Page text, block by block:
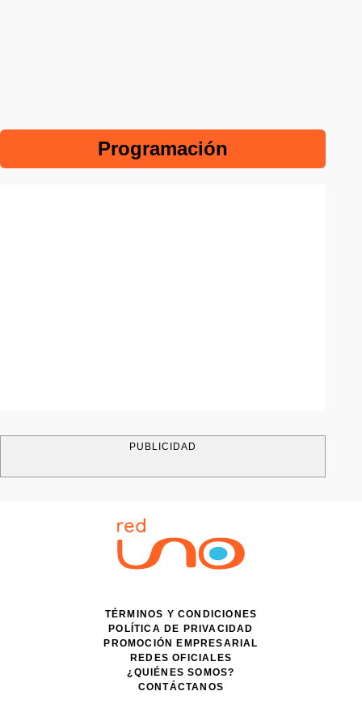
Programación
PUBLICIDAD
TÉRMINOS Y CONDICIONES
POLÍTICA DE PRIVACIDAD
PROMOCIÓN EMPRESARIAL
REDES OFICIALES
¿QUIÉNES SOMOS?
CONTÁCTANOS